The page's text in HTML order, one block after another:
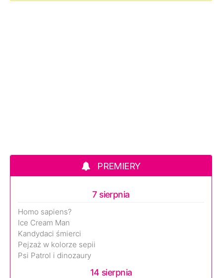
PREMIERY
7 sierpnia
Homo sapiens?
Ice Cream Man
Kandydaci śmierci
Pejzaż w kolorze sepii
Psi Patrol i dinozaury
14 sierpnia